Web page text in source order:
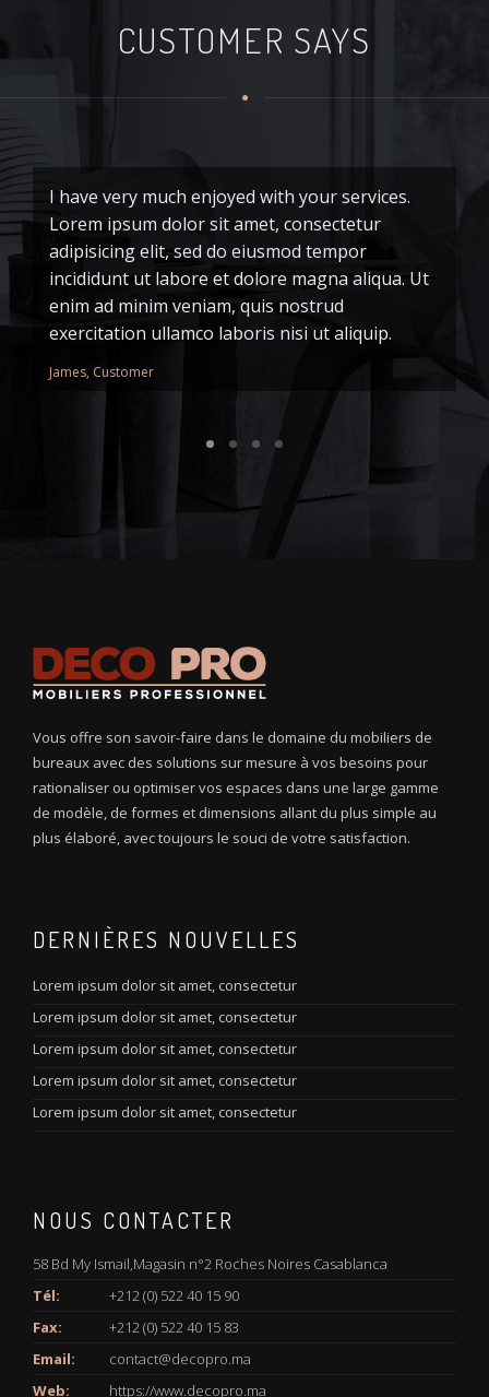
CUSTOMER SAYS
I have very much enjoyed with your services.
Lorem ipsum dolor sit amet, consectetur
adipisicing elit, sed do eiusmod tempor
incididunt ut labore et dolore magna aliqua. Ut
enim ad minim veniam, quis nostrud
exercitation ullamco laboris nisi ut aliquip.
James, Customer
Vous offre son savoir-faire dans le domaine du mobiliers de
bureaux avec des solutions sur mesure à vos besoins pour
rationaliser ou optimiser vos espaces dans une large gamme
de modèle, de formes et dimensions allant du plus simple au
plus élaboré, avec toujours le souci de votre satisfaction.
DERNIÈRES NOUVELLES
Lorem ipsum dolor sit amet, consectetur
Lorem ipsum dolor sit amet, consectetur
Lorem ipsum dolor sit amet, consectetur
Lorem ipsum dolor sit amet, consectetur
Lorem ipsum dolor sit amet, consectetur
NOUS CONTACTER
58 Bd My Ismail,Magasin n°2 Roches Noires Casablanca
Tél:
+212 (0) 522 40 15 90
Fax:
+212 (0) 522 40 15 83
Email:
contact@decopro.ma
Web:
https://www.decopro.ma